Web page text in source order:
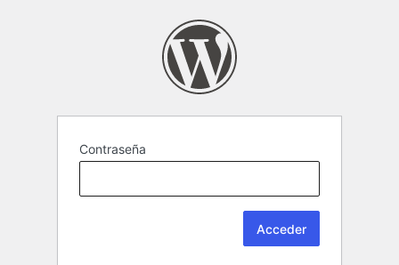
Contraseña